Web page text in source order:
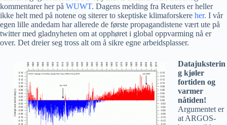
kommentarer her på WUWT. Dagens melding fra Reuters er heller
ikke helt med på notene og siterer to skeptiske klimaforskere her. I vår
egen lille andedam har allerede de første propagandistene vært ute på
twitter med gladnyheten om at opphøret i global oppvarming nå er
over. Det dreier seg tross alt om å sikre egne arbeidsplasser.
Datajuksterin
g kjøler
fortiden og
varmer
nåtiden!
Argumentet er
at ARGOS-